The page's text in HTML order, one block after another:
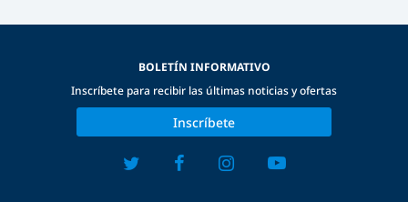
BOLETÍN INFORMATIVO
Inscríbete para recibir las últimas noticias y ofertas
Inscríbete